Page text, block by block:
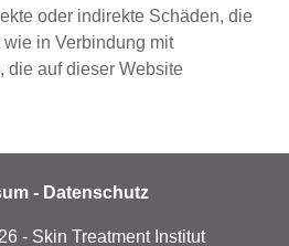
oder indirekte Schäden, die
in Verbindung mit
die auf dieser Website
- Datenschutz
- Skin Treatment Institut